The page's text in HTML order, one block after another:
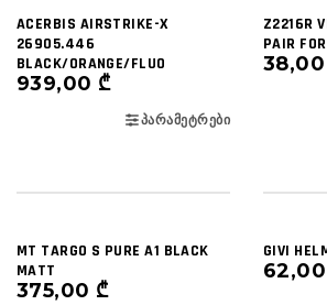
ACERBIS AIRSTRIKE-X
26905.446
BLACK/ORANGE/FLUO
939,00 ₾
ᲞᲐᲠᲐᲛᲔᲢᲠᲔᲑᲘ
Z2216R
PAIR
38,00
MT TARGO S PURE A1 BLACK
MATT
375,00 ₾
GIVI
62,00